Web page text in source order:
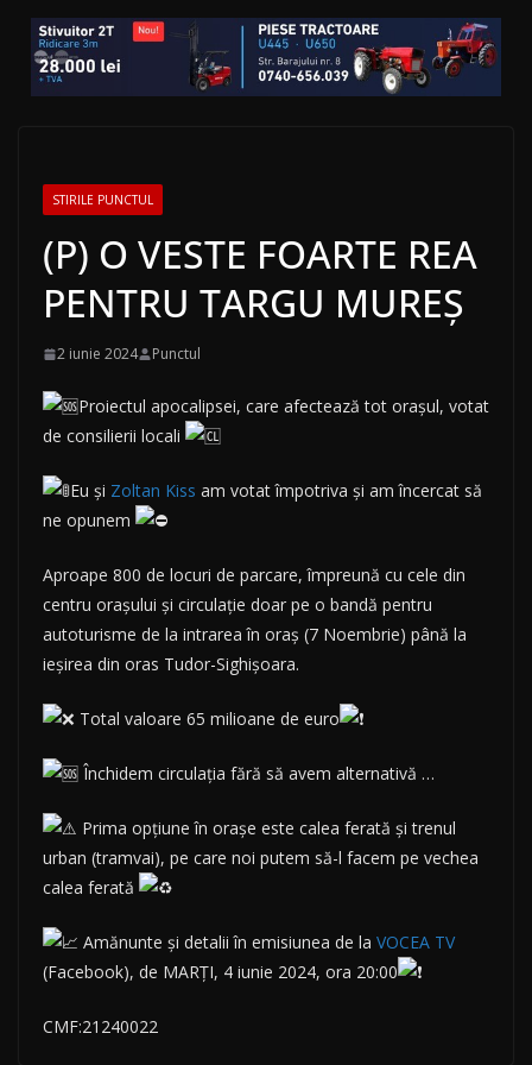
STIRILE PUNCTUL
(P) O VESTE FOARTE REA
PENTRU TARGU MUREȘ
2 iunie 2024 Punctul
Proiectul apocalipsei, care afectează tot orașul, votat
de consilierii locali
Eu și Zoltan Kiss am votat împotriva și am încercat să
ne opunem
Aproape 800 de locuri de parcare, împreună cu cele din
centru orașului și circulație doar pe o bandă pentru
autoturisme de la intrarea în oraș (7 Noembrie) până la
ieșirea din oras Tudor-Sighișoara.
Total valoare 65 milioane de euro
Închidem circulația fără să avem alternativă …
Prima opțiune în orașe este calea ferată și trenul
urban (tramvai), pe care noi putem să-l facem pe vechea
calea ferată
Amănunte și detalii în emisiunea de la VOCEA TV
(Facebook), de MARȚI, 4 iunie 2024, ora 20:00
CMF:21240022